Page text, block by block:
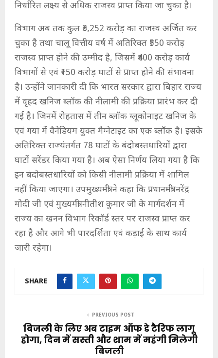
निर्धारित लक्ष्य से अधिक राजस्व प्राप्त किया जा चुका है।
विभाग अब तक कुल ₹3,252 करोड़ का राजस्व अर्जित कर
चुका है तथा चालू वित्तीय वर्ष में अतिरिक्त ₹550 करोड़
राजस्व प्राप्त होने की उम्मीद है, जिसमें ₹400 करोड़ कार्य
विभागों से एवं ₹150 करोड़ घाटों से प्राप्त होने की संभावना
है। उन्होंने जानकारी दी कि भारत सरकार द्वारा बिहार राज्य
में वृहद खनिज ब्लॉक की नीलामी की प्रक्रिया प्रारंभ कर दी
गई है। जिनमें रोहतास में तीन ब्लॉक ग्लूकोनाइट खनिज के
एवं गया में वैनेडियम युक्त मैग्नेटाइट का एक ब्लॉक है। इसके
अतिरिक्त राज्यंतर्गत 78 घाटों के बंदोबस्तधारियों द्वारा
घाटों सरेंडर किया गया है। अब ऐसा निर्णय लिया गया है कि
इन बंदोबस्तधारियों को किसी नीलामी प्रक्रिया में शामिल
नहीं किया जाएगा। उपमुख्यमंत्री ने कहा कि प्रधानमंत्री नरेंद्र
मोदी जी एवं मुख्यमंत्री नीतीश कुमार जी के मार्गदर्शन में
राज्य का खनन विभाग रिकॉर्ड स्तर पर राजस्व प्राप्त कर
रहा है और आगे भी पारदर्शिता एवं कड़ाई के साथ कार्य
जारी रहेगा।
SHARE
PREVIOUS POST
बिजली के लिए अब टाइम ऑफ डे टैरिफ लागू
होगा, दिन में सस्ती और शाम में महंगी मिलेगी
बिजली